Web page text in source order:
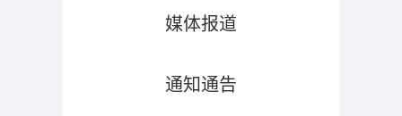
媒体报道
通知通告